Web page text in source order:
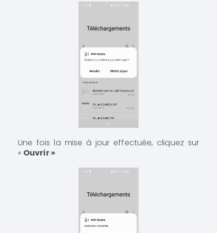
Une fois la mise à jour effectuée, cliquez sur
« Ouvrir »